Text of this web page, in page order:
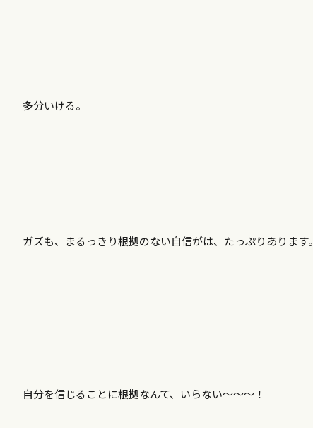
多分いける。
ガズも、まるっきり根拠のない自信がは、たっぷりあります。
自分を信じることに根拠なんて、いらない～～～！